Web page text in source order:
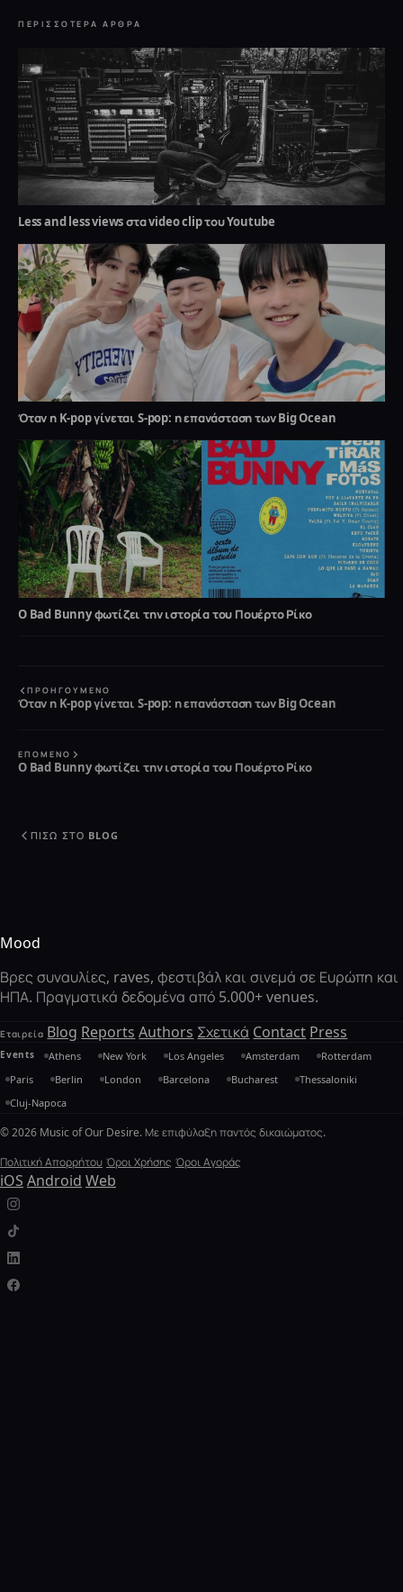
ΠΕΡΙΣΣΌΤΕΡΑ ΆΡΘΡΑ
Less and less views στα video clip του Youtube
Όταν η K-pop γίνεται S-pop: η επανάσταση των Big Ocean
O Bad Bunny φωτίζει την ιστορία του Πουέρτο Ρίκο
ΠΡΟΗΓΟΎΜΕΝΟ
Όταν η K-pop γίνεται S-pop: η επανάσταση των Big Ocean
ΕΠΌΜΕΝΟ
O Bad Bunny φωτίζει την ιστορία του Πουέρτο Ρίκο
ΠΊΣΩ ΣΤΟ BLOG
Mood
Βρες συναυλίες, raves, φεστιβάλ και σινεμά σε Ευρώπη και
ΗΠΑ. Πραγματικά δεδομένα από 5.000+ venues.
Εταιρεία Blog Reports Authors Σχετικά Contact Press
Events Athens New York Los Angeles Amsterdam
Rotterdam
Paris
Berlin London Barcelona Bucharest
Thessaloniki
Cluj-Napoca
© 2026 Music of Our Desire. Με επιφύλαξη παντός δικαιώματος.
Πολιτική Απορρήτου Όροι Χρήσης Όροι Αγοράς
iOS Android Web